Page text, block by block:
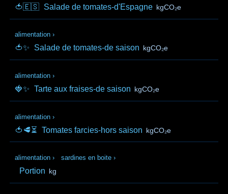
🍅🇪🇸 Salade de tomates-d'Espagne kgCO₂e
alimentation ›
🍅✨ Salade de tomates-de saison kgCO₂e
alimentation ›
🍓✨ Tarte aux fraises-de saison kgCO₂e
alimentation ›
🍅🥩⏳ Tomates farcies-hors saison kgCO₂e
alimentation › sardines en boite ›
Portion kg